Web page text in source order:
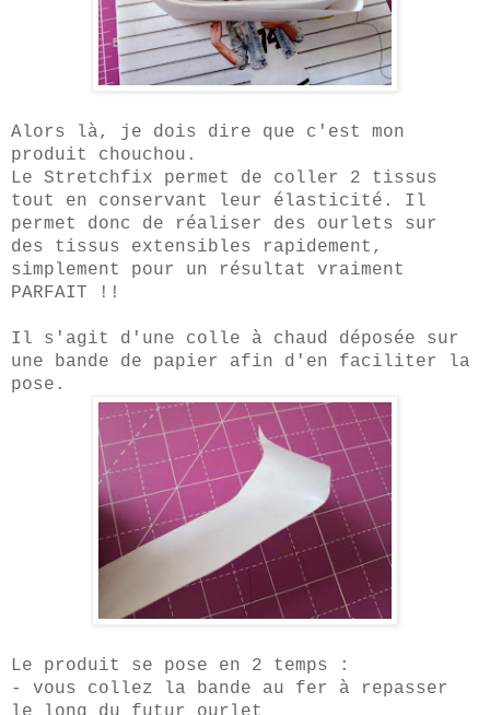
Alors là, je dois dire que c'est mon
produit chouchou.
Le Stretchfix permet de coller 2 tissus
tout en conservant leur élasticité. Il
permet donc de réaliser des ourlets sur
des tissus extensibles rapidement,
simplement pour un résultat vraiment
PARFAIT !!
Il s'agit d'une colle à chaud déposée sur
une bande de papier afin d'en faciliter la
pose.
Le produit se pose en 2 temps :
- vous collez la bande au fer à repasser